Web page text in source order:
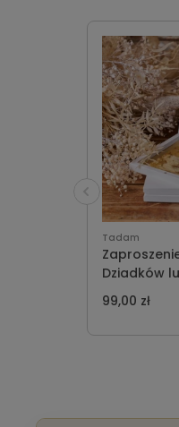
Tadam
Dziadków
pudełeczku
99,00 zł